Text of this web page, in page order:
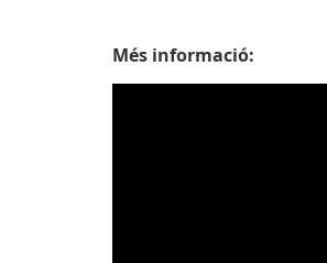
Més informació: